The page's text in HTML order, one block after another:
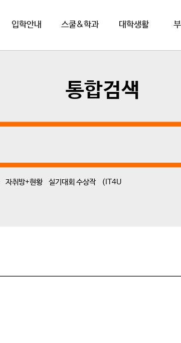
입학안내 스쿨&학과 대학생활
통합검색
자취방+현황 실기대회 수상작 (IT4U